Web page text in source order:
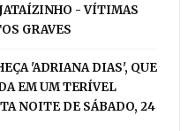
- VÍTIMAS
GRAVES
'ADRIANA DIAS', QUE
EM UM TERÍVEL
NOITE DE SÁBADO, 24